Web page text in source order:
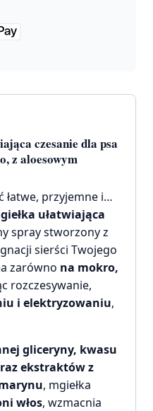
czesanie dla psa
z aloesowym
łatwe, przyjemne i…
ułatwiająca
spray stworzony z
sierści Twojego
zarówno na mokro,
rozczesywanie,
i elektryzowaniu,
gliceryny, kwasu
ekstraktów z
, mgiełka
włos, wzmacnia